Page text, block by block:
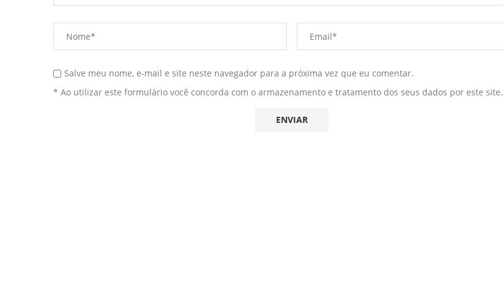
Salve meu nome, e-mail e site neste navegador para a próxima vez que eu comentar.
* Ao utilizar este formulário você concorda com o armazenamento e tratamento dos seus dados por este site.